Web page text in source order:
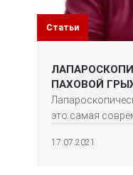
Статьи
ПАХОВОЙ
это самая
17.07.2021